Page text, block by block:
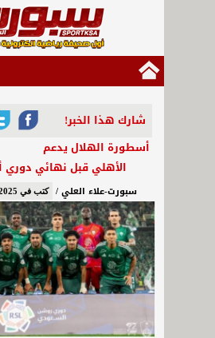
شارك هذا الخبر!
أسطورة الهلال يدعم
الأهلي قبل نهائي دوري
سبورت-علاء العلي / كتب في 03/05/2025 - 4:53 م